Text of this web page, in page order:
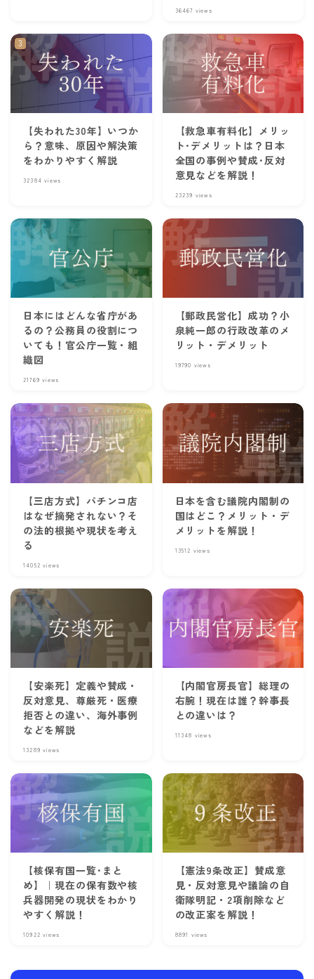
36467 views
【失われた30年】いつか
ら？意味、原因や解決策
をわかりやすく解説
32384 views
【救急車有料化】メリッ
ト･デメリットは？日本
全国の事例や賛成･反対
意見などを解説！
23239 views
日本にはどんな省庁があ
るの？公務員の役割につ
いても！官公庁一覧・組
織図
21769 views
【郵政民営化】成功？小
泉純一郎の行政改革のメ
リット・デメリット
19790 views
【三店方式】パチンコ店
はなぜ摘発されない？そ
の法的根拠や現状を考え
る
14052 views
日本を含む議院内閣制の
国はどこ？メリット・デ
メリットを解説！
13512 views
【安楽死】定義や賛成・
反対意見、尊厳死・医療
拒否との違い、海外事例
などを解説
13289 views
【内閣官房長官】総理の
右腕！現在は誰？幹事長
との違いは？
11348 views
【核保有国一覧･まと
め】｜現在の保有数や核
兵器開発の現状をわかり
やすく解説！
10922 views
【憲法9条改正】賛成意
見・反対意見や議論の自
衛隊明記・2項削除など
の改正案を解説！
8891 views